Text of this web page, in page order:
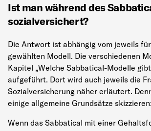
Ist man während des
sozialversichert?
Die Antwort ist abhängig vom jeweils
gewählten Modell. Die verschiedenen
Kapitel „Welche Sabbatical-Modelle
aufgeführt. Dort wird auch jeweils die
Sozialversicherung näher erläutert.
einige allgemeine Grundsätze skizzieren:
Wenn das Sabbatical mit einer